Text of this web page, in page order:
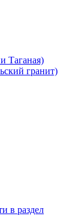
Таганая)
гранит)
в раздел